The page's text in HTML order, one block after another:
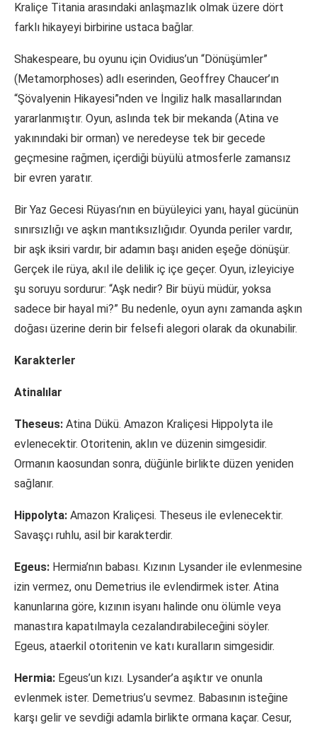
Kraliçe Titania arasındaki anlaşmazlık olmak üzere dört
farklı hikayeyi birbirine ustaca bağlar.
Shakespeare, bu oyunu için Ovidius’un “Dönüşümler”
(Metamorphoses) adlı eserinden, Geoffrey Chaucer’ın
“Şövalyenin Hikayesi”nden ve İngiliz halk masallarından
yararlanmıştır. Oyun, aslında tek bir mekanda (Atina ve
yakınındaki bir orman) ve neredeyse tek bir gecede
geçmesine rağmen, içerdiği büyülü atmosferle zamansız
bir evren yaratır.
Bir Yaz Gecesi Rüyası’nın en büyüleyici yanı, hayal gücünün
sınırsızlığı ve aşkın mantıksızlığıdır. Oyunda periler vardır,
bir aşk iksiri vardır, bir adamın başı aniden eşeğe dönüşür.
Gerçek ile rüya, akıl ile delilik iç içe geçer. Oyun, izleyiciye
şu soruyu sordurur: “Aşk nedir? Bir büyü müdür, yoksa
sadece bir hayal mi?” Bu nedenle, oyun aynı zamanda aşkın
doğası üzerine derin bir felsefi alegori olarak da okunabilir.
Karakterler
Atinalılar
Theseus: Atina Dükü. Amazon Kraliçesi Hippolyta ile
evlenecektir. Otoritenin, aklın ve düzenin simgesidir.
Ormanın kaosundan sonra, düğünle birlikte düzen yeniden
sağlanır.
Hippolyta: Amazon Kraliçesi. Theseus ile evlenecektir.
Savaşçı ruhlu, asil bir karakterdir.
Egeus: Hermia’nın babası. Kızının Lysander ile evlenmesine
izin vermez, onu Demetrius ile evlendirmek ister. Atina
kanunlarına göre, kızının isyanı halinde onu ölümle veya
manastıra kapatılmayla cezalandırabileceğini söyler.
Egeus, ataerkil otoritenin ve katı kuralların simgesidir.
Hermia: Egeus’un kızı. Lysander’a aşıktır ve onunla
evlenmek ister. Demetrius’u sevmez. Babasının isteğine
karşı gelir ve sevdiği adamla birlikte ormana kaçar. Cesur,